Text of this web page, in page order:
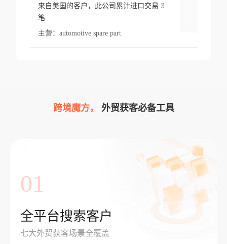
来自美国的客户，此公司累计进口交易 3
笔
主营： automotive spare part
跨境魔方， 外贸获客必备工具
01
全平台搜索客户
七大外贸获客场景全覆盖